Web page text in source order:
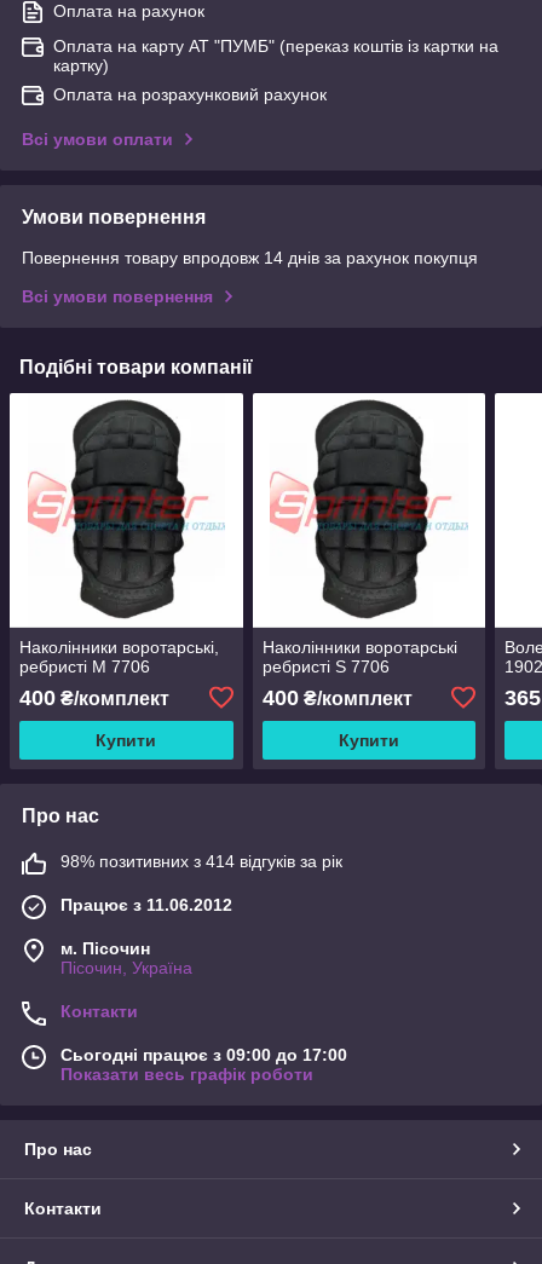
Оплата на рахунок
Оплата на карту АТ "ПУМБ" (переказ коштів із картки на
картку)
Оплата на розрахунковий рахунок
Всі умови оплати
Умови повернення
Повернення товару впродовж 14 днів за рахунок покупця
Всі умови повернення
Подібні товари компанії
Наколінники воротарські,
ребристі М 7706
400 ₴/комплект
Купити
Наколінники воротарські
ребристі S 7706
400₴/комплект
Купити
365
Про нас
98% позитивних з 414 відгуків за рік
Працює з 11.06.2012
м. Пісочин
Пісочин, Україна
Контакти
Сьогодні працює з 09:00 до 17:00
Показати весь графік роботи
Про нас
Контакти